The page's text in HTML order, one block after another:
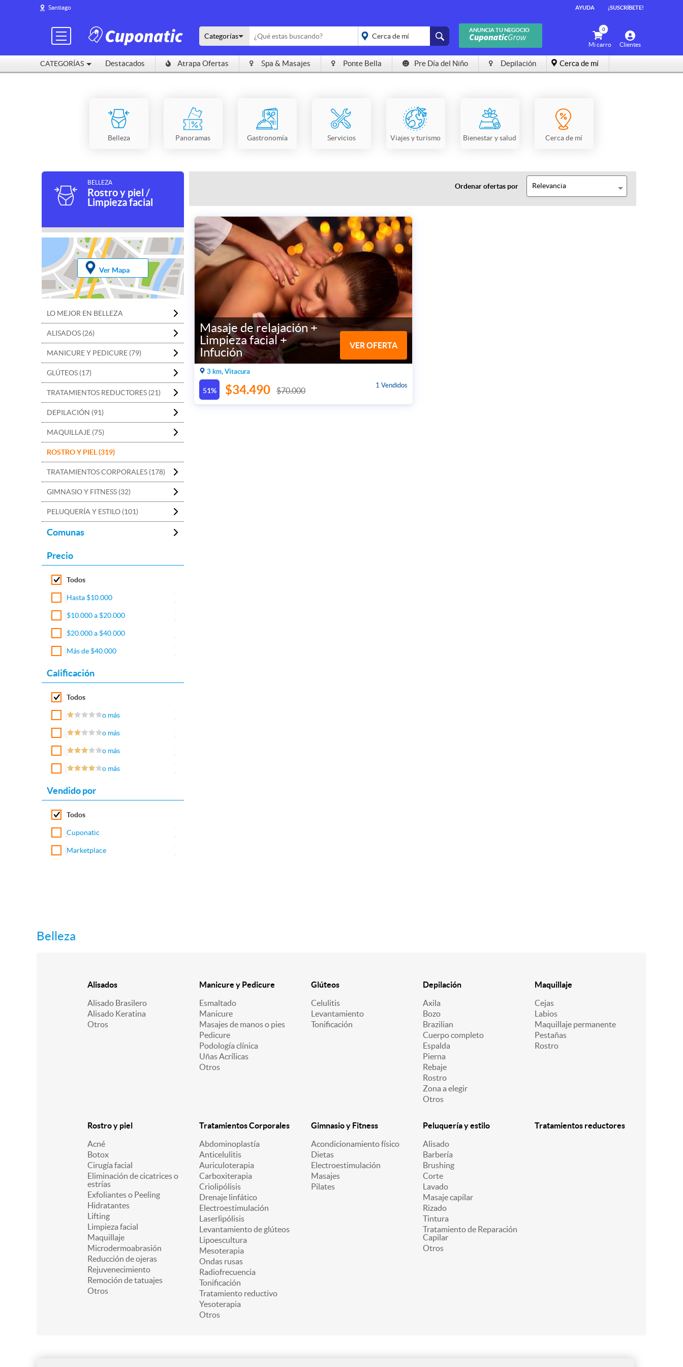
Santiago AYUDA ¡SUSCRÍBETE!
CATEGORÍAS
ANUNCIA TU NEGOCIO
Clientes
Categorías
placeholder="Todo el
0
Mi carro
Destacados Atrapa Ofertas Spa & Masajes Ponte Bella Pre Día del Niño Depilación Cerca de mí
Belleza Panoramas Gastronomía Servicios Viajes y turismo Bienestar y salud Cerca de mí
BELLEZA
Rostro y piel /
Limpieza facial
Ver Mapa
LO MEJOR EN BELLEZA
ALISADOS (26)
MANICURE Y PEDICURE (79)
GLÚTEOS (17)
TRATAMIENTOS REDUCTORES (21)
DEPILACIÓN (91)
MAQUILLAJE (75)
ROSTRO Y PIEL (319)
TRATAMIENTOS CORPORALES (178)
GIMNASIO Y FITNESS (32)
PELUQUERÍA Y ESTILO (101)
Comunas
Precio
Todos
Hasta $10.000
$10.000 a $20.000
$20.000 a $40.000
Más de $40.000
Calificación
Todos
o más
o más
o más
o más
Vendido por
Todos
Cuponatic
Marketplace
Ordenar ofertas por Relevancia
Masaje de relajación +
Limpieza facial +
Infución
VER OFERTA
3 km, Vitacura
51%
1 Vendidos
$34.490 $70.000
Belleza
Alisados
Alisado Brasilero
Alisado Keratina
Otros
Manicure y Pedicure
Esmaltado
Manicure
Masajes de manos o pies
Pedicure
Podología clínica
Uñas Acrílicas
Otros
Glúteos
Celulitis
Levantamiento
Tonificación
Depilación
Axila
Bozo
Brazilian
Cuerpo completo
Espalda
Pierna
Rebaje
Rostro
Zona a elegir
Otros
Maquillaje
Cejas
Labios
Maquillaje permanente
Pestañas
Rostro
Rostro y piel
Acné
Botox
Cirugía facial
Eliminación de cicatrices o
estrías
Exfoliantes o Peeling
Hidratantes
Lifting
Limpieza facial
Maquillaje
Microdermoabrasión
Reducción de ojeras
Rejuvenecimiento
Remoción de tatuajes
Otros
Tratamientos Corporales
Abdominoplastía
Anticelulitis
Auriculoterapia
Carboxiterapia
Criolipólisis
Drenaje linfático
Electroestimulación
Laserlipólisis
Levantamiento de glúteos
Lipoescultura
Mesoterapia
Ondas rusas
Radiofrecuencia
Tonificación
Tratamiento reductivo
Yesoterapia
Otros
Gimnasio y Fitness
Acondicionamiento físico
Dietas
Electroestimulación
Masajes
Pilates
Peluquería y estilo
Alisado
Barbería
Brushing
Corte
Lavado
Masaje capilar
Rizado
Tintura
Tratamiento de Reparación
Capilar
Otros
Tratamientos reductores